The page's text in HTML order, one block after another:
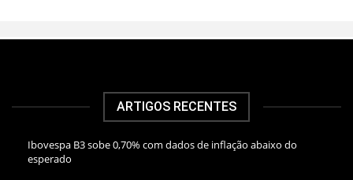
ARTIGOS RECENTES
Ibovespa B3 sobe 0,70% com dados de inflação abaixo do
esperado